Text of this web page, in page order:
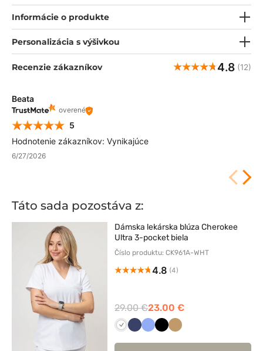
pri náročnom používaní. Celá súprava je vyrobená z mäkkej, na
dotyk príjemnej tkaniny s technológiou PROTX2®, ktorá
zaručuje svieži pocit počas celého dňa. Ak hľadáte spoľahlivú
Informácie o produkte
Personalizácia s výšivkou
Recenzie zákazníkov 4.8 (12)
Beata
overené
5
Hodnotenie zákazníkov: Vynikajúce
6/27/2026
Táto sada pozostáva z:
Dámska lekárska blúza Cherokee
Ultra 3-pocket biela
Číslo produktu: CK961A-WHT
4.8 (4)
29.00 €23.00 €
BiałyCiemnyKlasyczny
CzarnyBeżowy